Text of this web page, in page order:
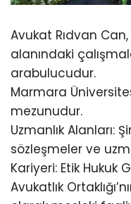
Avukat Rıdvan
alanındaki
arabulucudur.
Marmara
mezunudur.
Uzmanlık Alanları:
sözleşmeler ve
Kariyeri: Etik Hukuk
Avukatlık